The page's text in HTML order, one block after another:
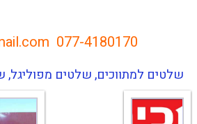
077-4180170
שלטים למתווכים, שלטים מפוליגל,